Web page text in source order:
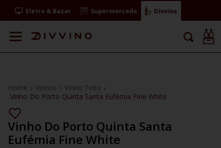
Eletro & Bazar Supermercado Divvino
Vinhos
Vinho Tinto
Vinho Do Porto Quinta Santa Eufémia Fine White
Vinho Do Porto Quinta Santa
Eufémia Fine White